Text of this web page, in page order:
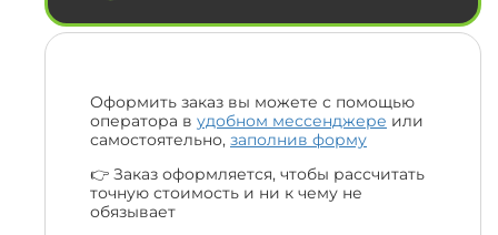
Оформить заказ вы можете с помощью
оператора в удобном мессенджере или
самостоятельно, заполнив форму
👉 Заказ оформляется, чтобы рассчитать
точную стоимость и ни к чему не
обязывает